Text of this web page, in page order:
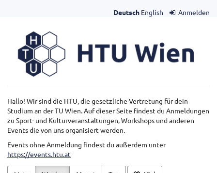
springen
Deutsch English Anmelden
HTU
Wien
Hallo! Wir sind die HTU, die gesetzliche Vertretung für dein
Studium an der TU Wien. Auf dieser Seite findest du Anmeldungen
zu Sport- und Kulturveranstaltungen, Workshops und anderen
Events die von uns organisiert werden.
Events ohne Anmeldung findest du außerdem unter
https://events.htu.at